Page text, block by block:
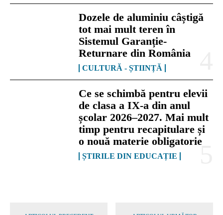
Dozele de aluminiu câștigă
tot mai mult teren în
Sistemul Garanție-
Returnare din România
CULTURĂ - ȘTIINȚĂ
Ce se schimbă pentru elevii
de clasa a IX-a din anul
școlar 2026–2027. Mai mult
timp pentru recapitulare și
o nouă materie obligatorie
ȘTIRILE DIN EDUCAȚIE